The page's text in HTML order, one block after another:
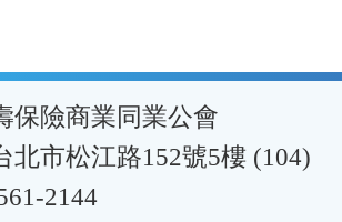
保險商業同業公會
北市松江路152號5樓 (104)
2144